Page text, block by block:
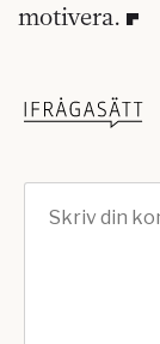
motivera.